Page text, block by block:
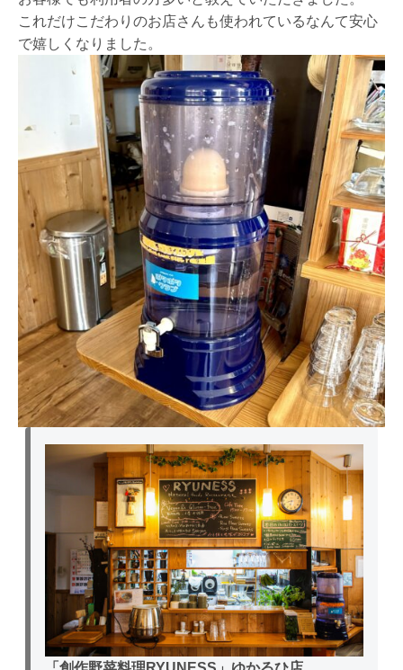
これだけこだわりのお店さんも使われているなんて安心
で嬉しくなりました。